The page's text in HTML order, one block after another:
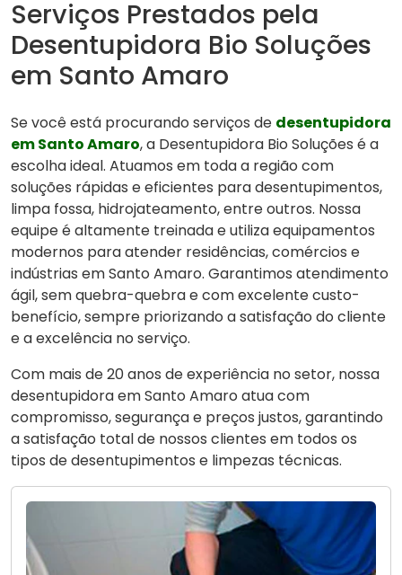
Serviços Prestados pela
Desentupidora Bio Soluções
em Santo Amaro
Se você está procurando serviços de desentupidora
em Santo Amaro, a Desentupidora Bio Soluções é a
escolha ideal. Atuamos em toda a região com
soluções rápidas e eficientes para desentupimentos,
limpa fossa, hidrojateamento, entre outros. Nossa
equipe é altamente treinada e utiliza equipamentos
modernos para atender residências, comércios e
indústrias em Santo Amaro. Garantimos atendimento
ágil, sem quebra-quebra e com excelente custo-
benefício, sempre priorizando a satisfação do cliente
e a excelência no serviço.
Com mais de 20 anos de experiência no setor, nossa
desentupidora em Santo Amaro atua com
compromisso, segurança e preços justos, garantindo
a satisfação total de nossos clientes em todos os
tipos de desentupimentos e limpezas técnicas.